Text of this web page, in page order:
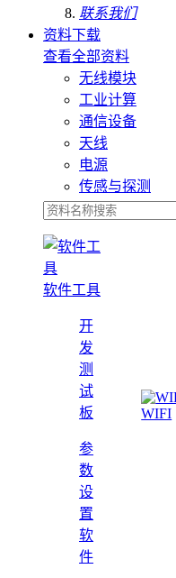
联系我们
资料下载
查看全部资料
无线模块
工业计算
通信设备
天线
电源
传感与探测
软件工具
开
发
测
试
板
参
数
设
置
软
件
WIFI